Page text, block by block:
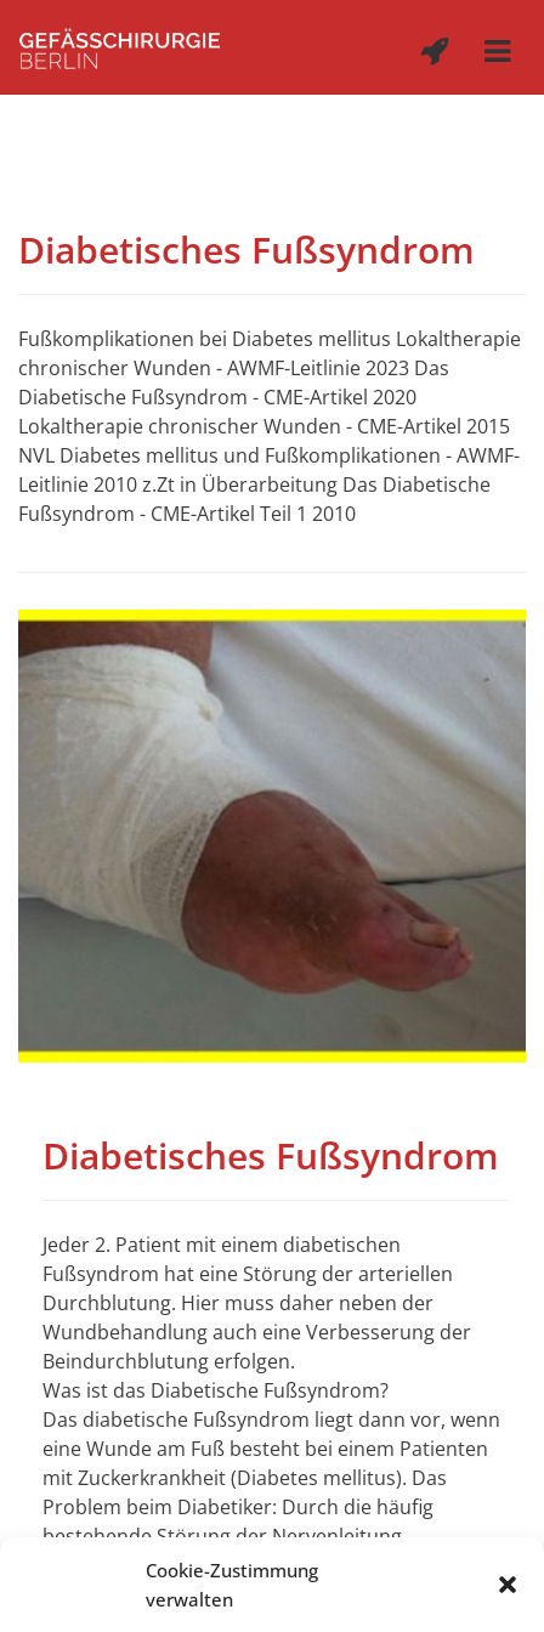
Cookie-Zustimmung
verwalten
Diabetisches Fußsyndrom
Fußkomplikationen bei Diabetes mellitus Lokaltherapie
chronischer Wunden - AWMF-Leitlinie 2023 Das
Diabetische Fußsyndrom - CME-Artikel 2020
Lokaltherapie chronischer Wunden - CME-Artikel 2015
NVL Diabetes mellitus und Fußkomplikationen - AWMF-
Leitlinie 2010 z.Zt in Überarbeitung Das Diabetische
Fußsyndrom - CME-Artikel Teil 1 2010
Diabetisches Fußsyndrom
Jeder 2. Patient mit einem diabetischen
Fußsyndrom hat eine Störung der arteriellen
Durchblutung. Hier muss daher neben der
Wundbehandlung auch eine Verbesserung der
Beindurchblutung erfolgen.
Was ist das Diabetische Fußsyndrom?
Das diabetische Fußsyndrom liegt dann vor, wenn
eine Wunde am Fuß besteht bei einem Patienten
mit Zuckerkrankheit (Diabetes mellitus). Das
Problem beim Diabetiker: Durch die häufig
bestehende Störung der Nervenleitung
(diabetische Polyneuropathie in >70% vorliegend)
merkt der diabetische Patient nicht,